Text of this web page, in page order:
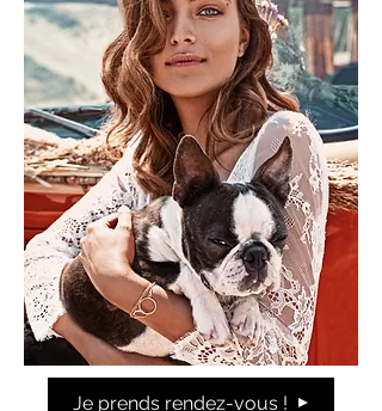
Je prends rendez-vous !